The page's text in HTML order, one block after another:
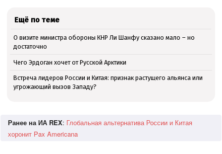
Ещё по теме
О визите министра обороны КНР Ли Шанфу сказано мало – но
достаточно
Чего Эрдоган хочет от Русской Арктики
Встреча лидеров России и Китая: признак растущего альянса или
угрожающий вызов Западу?
Ранее на ИА REX: Глобальная альтернатива России и Китая
хоронит Pax Americana